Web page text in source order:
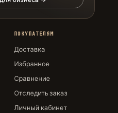
ПОКУПАТЕЛЯМ
Доставка
Избранное
Сравнение
Отследить заказ
Личный кабинет